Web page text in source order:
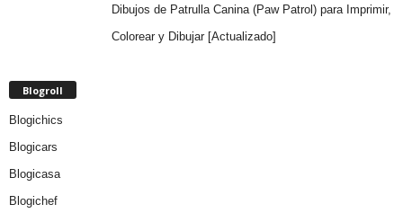
Dibujos de Patrulla Canina (Paw Patrol) para Imprimir,
Colorear y Dibujar [Actualizado]
Blogroll
Blogichics
Blogicars
Blogicasa
Blogichef